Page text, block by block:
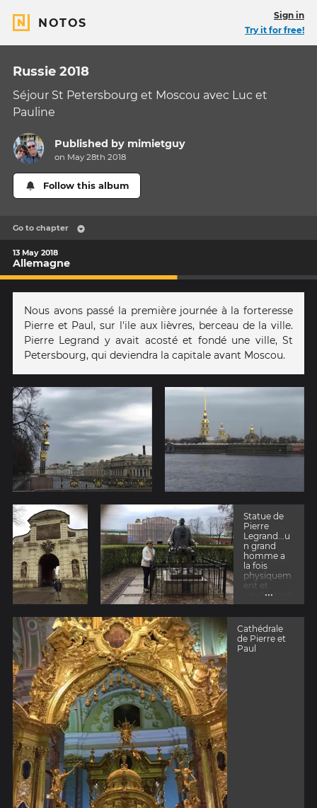
NOTOS
Sign in
Try it for free!
Russie 2018
Séjour St Petersbourg et Moscou avec Luc et
Pauline
Published by mimietguy
on May 28th 2018
Follow this album
Go to chapter
13 May 2018
Allemagne
Nous avons passé la première journée à la forteresse
Pierre et Paul, sur l'ile aux lièvres, berceau de la ville.
Pierre Legrand y avait acosté et fondé une ville, St
Petersbourg, qui deviendra la capitale avant Moscou.
Statue de
Pierre
Legrand...u
n grand
homme a
la fois
physiquem
ent et
intellectuell
ement
...
Cathédrale
de Pierre et
Paul